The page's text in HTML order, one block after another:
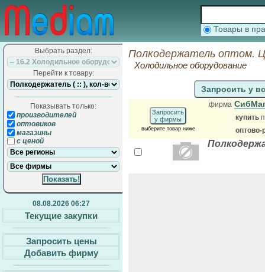
Товары в
Выбрать раздел:
Перейти к товару:
Показывать только:
производителей
оптовиков
магазины
с ценой
08.08.2026 06:27
Текущие закупки
Запросить цены
Добавить фирму
Полкодержатель оптом.
Холодильное оборудование
Запросить у
Запросить
у фирмы
выберите товар ниже
фирма
купить
оптово-